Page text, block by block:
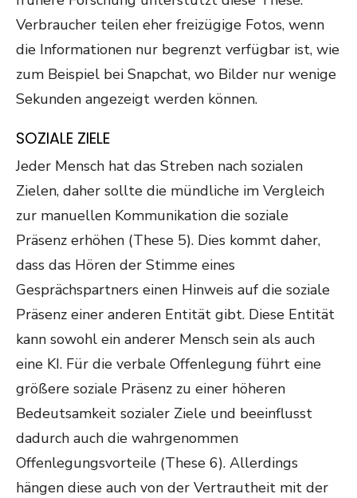
Verbraucher teilen eher freizügige Fotos, wenn
die Informationen nur begrenzt verfügbar ist, wie
zum Beispiel bei Snapchat, wo Bilder nur wenige
Sekunden angezeigt werden können.
SOZIALE ZIELE
Jeder Mensch hat das Streben nach sozialen
Zielen, daher sollte die mündliche im Vergleich
zur manuellen Kommunikation die soziale
Präsenz erhöhen (These 5). Dies kommt daher,
dass das Hören der Stimme eines
Gesprächspartners einen Hinweis auf die soziale
Präsenz einer anderen Entität gibt. Diese Entität
kann sowohl ein anderer Mensch sein als auch
eine KI. Für die verbale Offenlegung führt eine
größere soziale Präsenz zu einer höheren
Bedeutsamkeit sozialer Ziele und beeinflusst
dadurch auch die wahrgenommen
Offenlegungsvorteile (These 6). Allerdings
hängen diese auch von der Vertrautheit mit der